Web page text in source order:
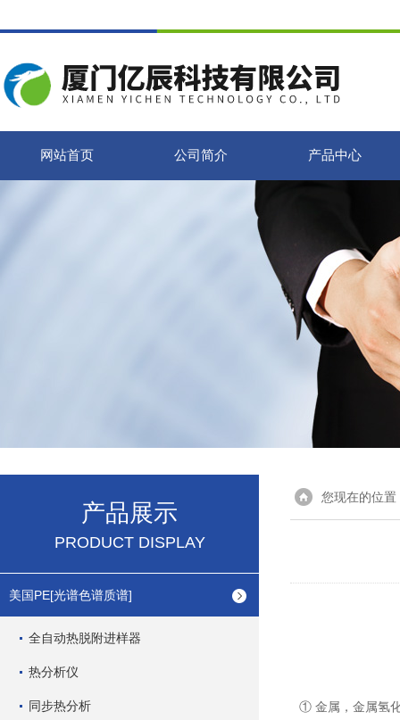
网站首页 公司简介 产品中心
产品展示
PRODUCT DISPLAY
美国PE[光谱色谱质谱]
全自动热脱附进样器
热分析仪
同步热分析
您现在的位置
① 金属，金属氢